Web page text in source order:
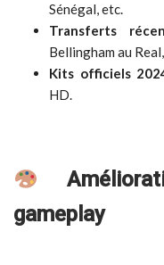
Sénégal, etc.
Transferts
Bellingham au
Kits officiels
HD.
gameplay